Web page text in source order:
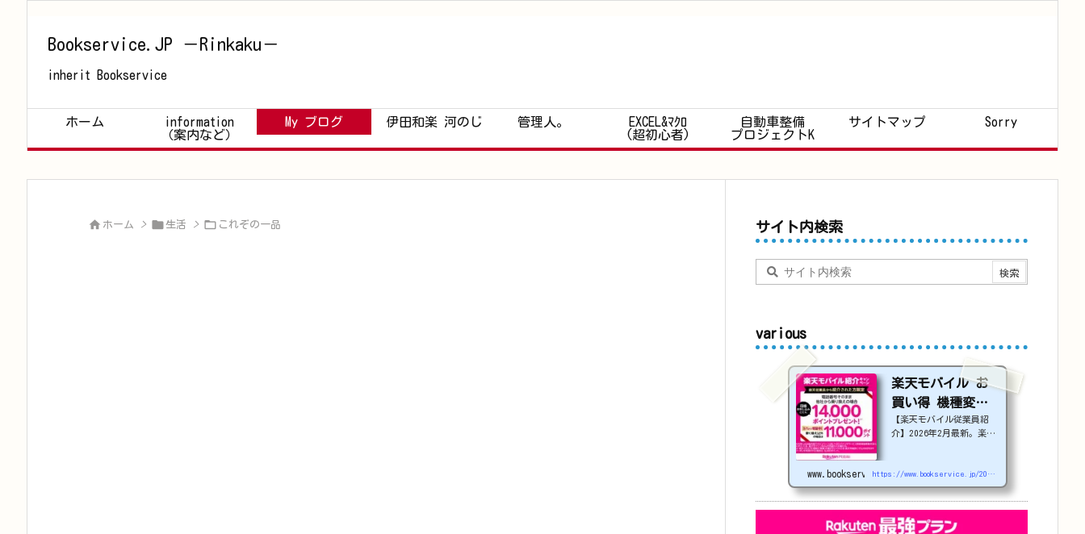
Bookservice.JP －Rinkaku－
inherit Bookservice
ホーム
information
（案内など）
My ブログ 伊田和楽 河のじ 管理人。
EXCEL&ﾏｸﾛ
(超初心者)
自動車整備
プロジェクトK
サイトマップ Sorry
 ホーム > 生活 >  これぞの一品 サイト内検索
various
楽天モバイル お
買い得 機種変更
or 社員紹介 2026
年4月更新
【楽天モバイル従業員紹
介】2026年2月最新。楽天
円割引になる、nubia S2
Rなどのお得な対象機種を
紹介します。
22000
円引き機種、続々登場！
OPPO A5 5G
www.bookservice.jp https://www.bookservice.jp/2025/07/06/post-48181